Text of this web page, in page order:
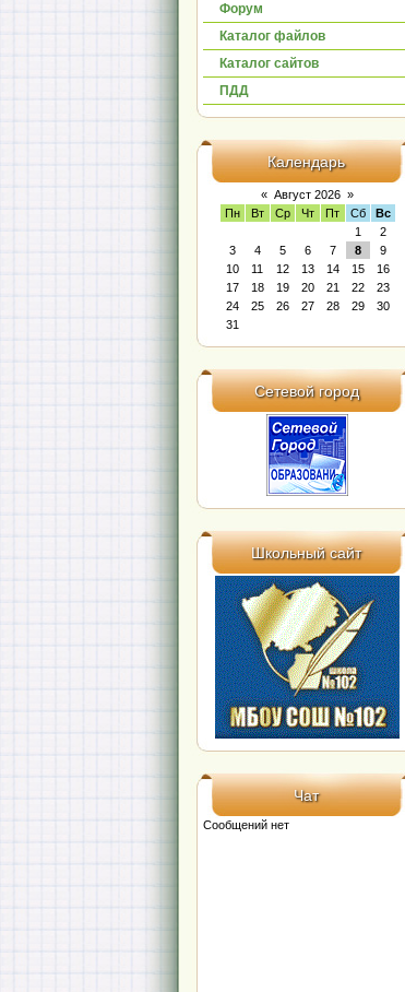
Форум
Каталог файлов
Каталог сайтов
ПДД
Календарь
« Август 2026 »
Пн
Вт Ср Чт Пт Сб
Вс
1
2
3
4 5 6 7 8
9
10
11 12 13 14 15
16
17
18 19 20 21 22
23
24
25 26 27 28 29
30
31
Сетевой город
Школьный сайт
Чат